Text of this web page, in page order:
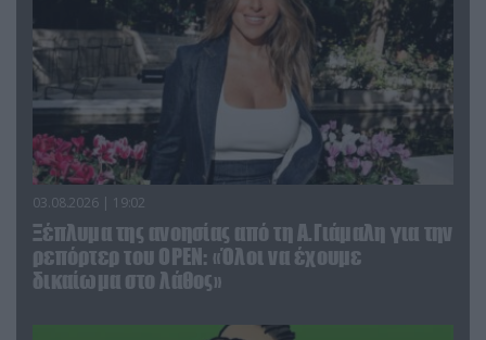
03.08.2026 | 19:02
Ξέπλυμα της ανοησίας από τη Α.Γιάμαλη για την
ρεπόρτερ του ΟΡΕΝ: «Όλοι να έχουμε
δικαίωμα στο λάθος»